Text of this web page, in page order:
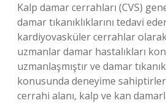
Kalp damar cerrahları (CVS)
damar tıkanıklıklarını tedavi
kardiyovasküler cerrahlar
uzmanlar damar hastalıkları
uzmanlaşmıştır ve damar
konusunda deneyime
cerrahi alanı, kalp ve kan